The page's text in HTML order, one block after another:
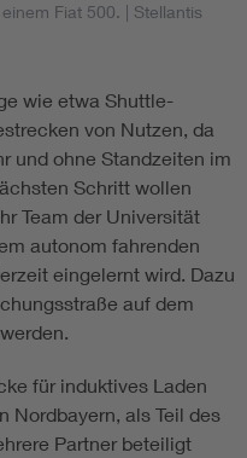
Fiat 500. | Stellantis
wie etwa Shuttle-
von Nutzen, da
und ohne Standzeiten im
Schritt wollen
Team der Universität
autonom fahrenden
eingelernt wird. Dazu
auf dem
für induktives Laden
Nordbayern, als Teil des
Partner beteiligt